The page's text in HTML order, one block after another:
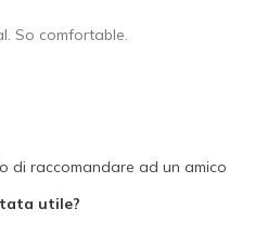
So comfortable.
di raccomandare ad un amico
utile?